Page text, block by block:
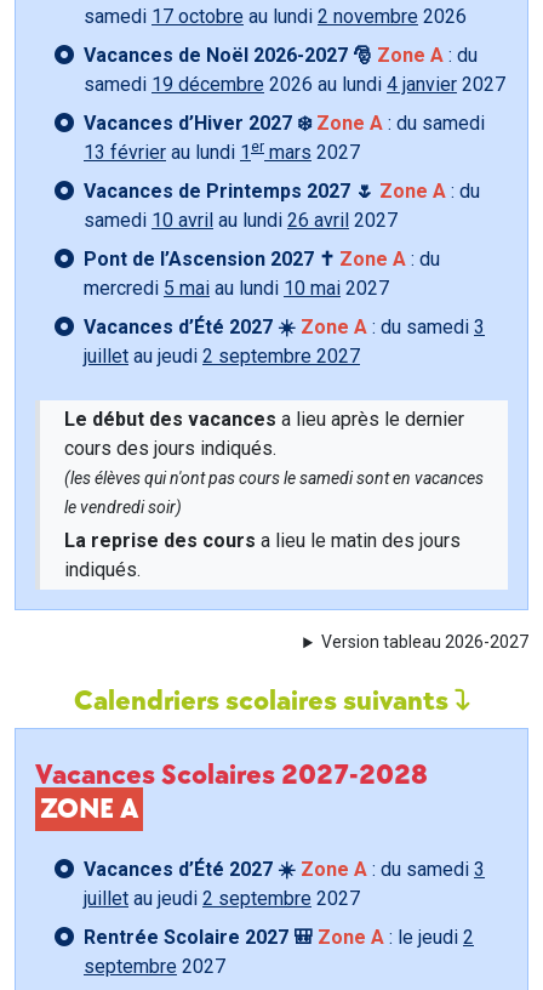
samedi 17 octobre au lundi 2 novembre 2026
Vacances de Noël 2026-2027 🎅 Zone A : du
samedi 19 décembre 2026 au lundi 4 janvier 2027
Vacances d’Hiver 2027 ❄️ Zone A : du samedi
13 février au lundi 1 er mars 2027
Vacances de Printemps 2027 🌷 Zone A : du
samedi 10 avril au lundi 26 avril 2027
Pont de l’Ascension 2027 ✝️ Zone A : du
mercredi 5 mai au lundi 10 mai 2027
Vacances d’Été 2027 ☀️ Zone A : du samedi 3
juillet au jeudi 2 septembre 2027
Le début des vacances a lieu après le dernier
cours des jours indiqués.
(les élèves qui n'ont pas cours le samedi sont en vacances
le vendredi soir)
La reprise des cours a lieu le matin des jours
indiqués.
Version tableau 2026-2027
Calendriers scolaires suivants
Vacances Scolaires 2027-2028
ZONE A
Vacances d’Été 2027 ☀️ Zone A : du samedi 3
juillet au jeudi 2 septembre 2027
Rentrée Scolaire 2027 🎒 Zone A : le jeudi 2
septembre 2027